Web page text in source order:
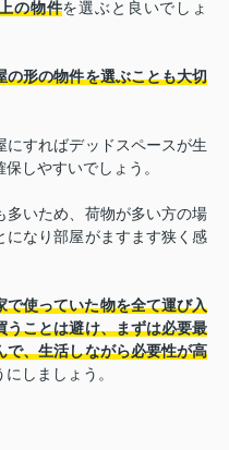
の物件を選ぶと良いでしょ
の形の物件を選ぶことも大切
すればデッドスペースが生
しやすいでしょう。
多いため、荷物が多い方の場
になり部屋がますます狭く感
で使っていた物を全て運び入
うことは避け、まずは必要最
で、生活しながら必要性が高
にしましょう。